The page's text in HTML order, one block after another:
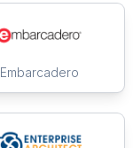
Embarcadero